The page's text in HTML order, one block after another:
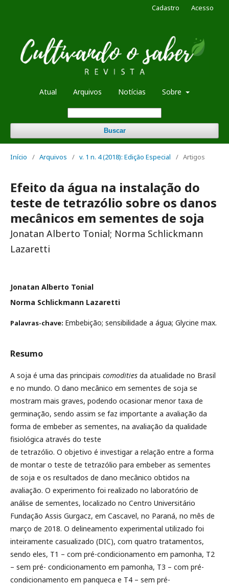
Atual Arquivos Notícias Sobre
Buscar
Cadastro Acesso
Início / Arquivos / v. 1 n. 4 (2018): Edição Especial / Artigos
Efeito da água na instalação do
teste de tetrazólio sobre os danos
mecânicos em sementes de soja
Jonatan Alberto Tonial; Norma Schlickmann
Lazaretti
Jonatan Alberto Tonial
Norma Schlickmann Lazaretti
Palavras-chave: Embebição; sensibilidade a água; Glycine max.
Resumo
A soja é uma das principais comodities da atualidade no Brasil
e no mundo. O dano mecânico em sementes de soja se
mostram mais graves, podendo ocasionar menor taxa de
germinação, sendo assim se faz importante a avaliação da
forma de embeber as sementes, na avaliação da qualidade
fisiológica através do teste
de tetrazólio. O objetivo é investigar a relação entre a forma
de montar o teste de tetrazólio para embeber as sementes
de soja e os resultados de dano mecânico obtidos na
avaliação. O experimento foi realizado no laboratório de
análise de sementes, localizado no Centro Universitário
Fundação Assis Gurgacz, em Cascavel, no Paraná, no mês de
março de 2018. O delineamento experimental utilizado foi
inteiramente casualizado (DIC), com quatro tratamentos,
sendo eles, T1 – com pré-condicionamento em pamonha, T2
– sem pré- condicionamento em pamonha, T3 – com pré-
condicionamento em panqueca e T4 – sem pré-